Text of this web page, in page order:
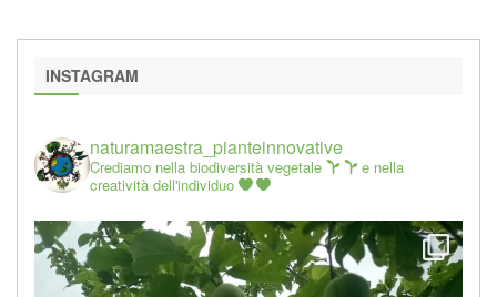
INSTAGRAM
naturamaestra_pianteinnovative
Crediamo nella biodiversità vegetale
e nella
creatività dell'individuo